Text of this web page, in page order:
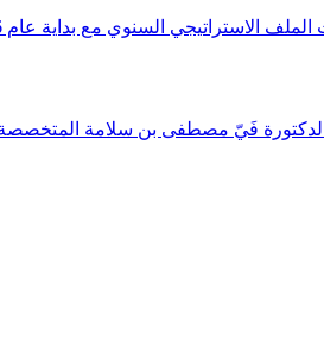
العربية والانجليزية وتضمن دراسات تحليلية ورؤى معمقة، وقراءات دقيقة ورصدًا واستشرافًا وافيًا لكافة أ
الدكتورة فَيّ مصطفى بن سلامة